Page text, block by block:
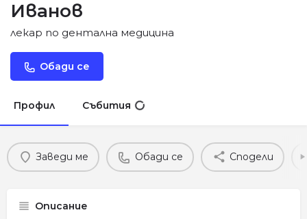
Иванов
лекар по дентална медицина
Обади се
Профил Събития
Заведи ме Обади се Сподели
Описание